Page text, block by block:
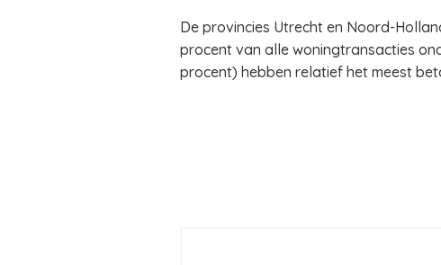
De provincies Utrecht en Noord-
procent van alle woningtransacties
procent) hebben relatief het meest